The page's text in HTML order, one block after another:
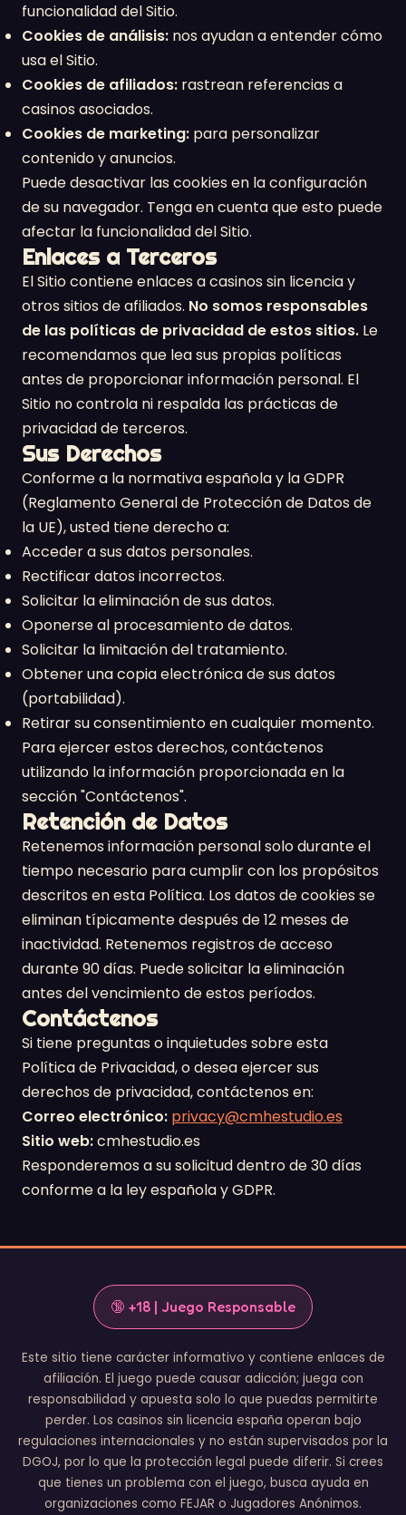
funcionalidad del Sitio.
Cookies de análisis: nos ayudan a entender cómo
usa el Sitio.
Cookies de afiliados: rastrean referencias a
casinos asociados.
Cookies de marketing: para personalizar
contenido y anuncios.
Puede desactivar las cookies en la configuración
de su navegador. Tenga en cuenta que esto puede
afectar la funcionalidad del Sitio.
Enlaces a Terceros
El Sitio contiene enlaces a casinos sin licencia y
otros sitios de afiliados. No somos responsables
de las políticas de privacidad de estos sitios. Le
recomendamos que lea sus propias políticas
antes de proporcionar información personal. El
Sitio no controla ni respalda las prácticas de
privacidad de terceros.
Sus Derechos
Conforme a la normativa española y la GDPR
(Reglamento General de Protección de Datos de
la UE), usted tiene derecho a:
Acceder a sus datos personales.
Rectificar datos incorrectos.
Solicitar la eliminación de sus datos.
Oponerse al procesamiento de datos.
Solicitar la limitación del tratamiento.
Obtener una copia electrónica de sus datos
(portabilidad).
Retirar su consentimiento en cualquier momento.
Para ejercer estos derechos, contáctenos
utilizando la información proporcionada en la
sección "Contáctenos".
Retención de Datos
Retenemos información personal solo durante el
tiempo necesario para cumplir con los propósitos
descritos en esta Política. Los datos de cookies se
eliminan típicamente después de 12 meses de
inactividad. Retenemos registros de acceso
durante 90 días. Puede solicitar la eliminación
antes del vencimiento de estos períodos.
Contáctenos
Si tiene preguntas o inquietudes sobre esta
Política de Privacidad, o desea ejercer sus
derechos de privacidad, contáctenos en:
Correo electrónico: privacy@cmhestudio.es
Sitio web:cmhestudio.es
Responderemos a su solicitud dentro de 30 días
conforme a la ley española y GDPR.
🔞 +18 | Juego Responsable
Este sitio tiene carácter informativo y contiene enlaces de
afiliación. El juego puede causar adicción; juega con
responsabilidad y apuesta solo lo que puedas permitirte
perder. Los casinos sin licencia españa operan bajo
regulaciones internacionales y no están supervisados por la
DGOJ, por lo que la protección legal puede diferir. Si crees
que tienes un problema con el juego, busca ayuda en
organizaciones como FEJAR o Jugadores Anónimos.